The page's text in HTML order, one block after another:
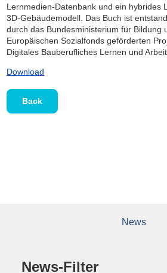
Lernmedien-Datenbank und ein hybrides
3D-Gebäudemodell. Das Buch ist
durch das Bundesministerium für Bildung
Europäischen Sozialfonds geförderten
Digitales Bauberufliches Lernen und
Download
Back
News
News-Filter